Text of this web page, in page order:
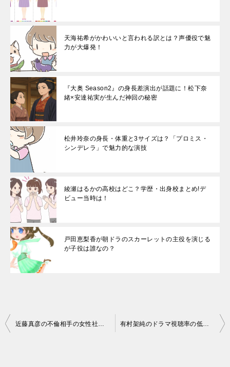
天海祐希がかわいいと言われる訳とは？声優役で魅
力が大爆発！
『大奥 Season2』の身長差演出が話題に！松下奈
緒×安達祐実が生んだ神回の秘密
松井玲奈の身長・体重と3サイズは？「プロミス・
シンデレラ」で魅力的な演技
綾瀬はるかの高校はどこ？学歴・出身校まとめ!デ
ビュー当時は！
戸田恵梨香が朝ドラのスカーレットの主役を演じる
が子役は誰なの？
投
近藤真彦の不倫相手の女性社長A子とは誰？五年に渡る不倫 有村架純のドラマ視聴率の低迷原因とは、テレビ離れが進んでいるため